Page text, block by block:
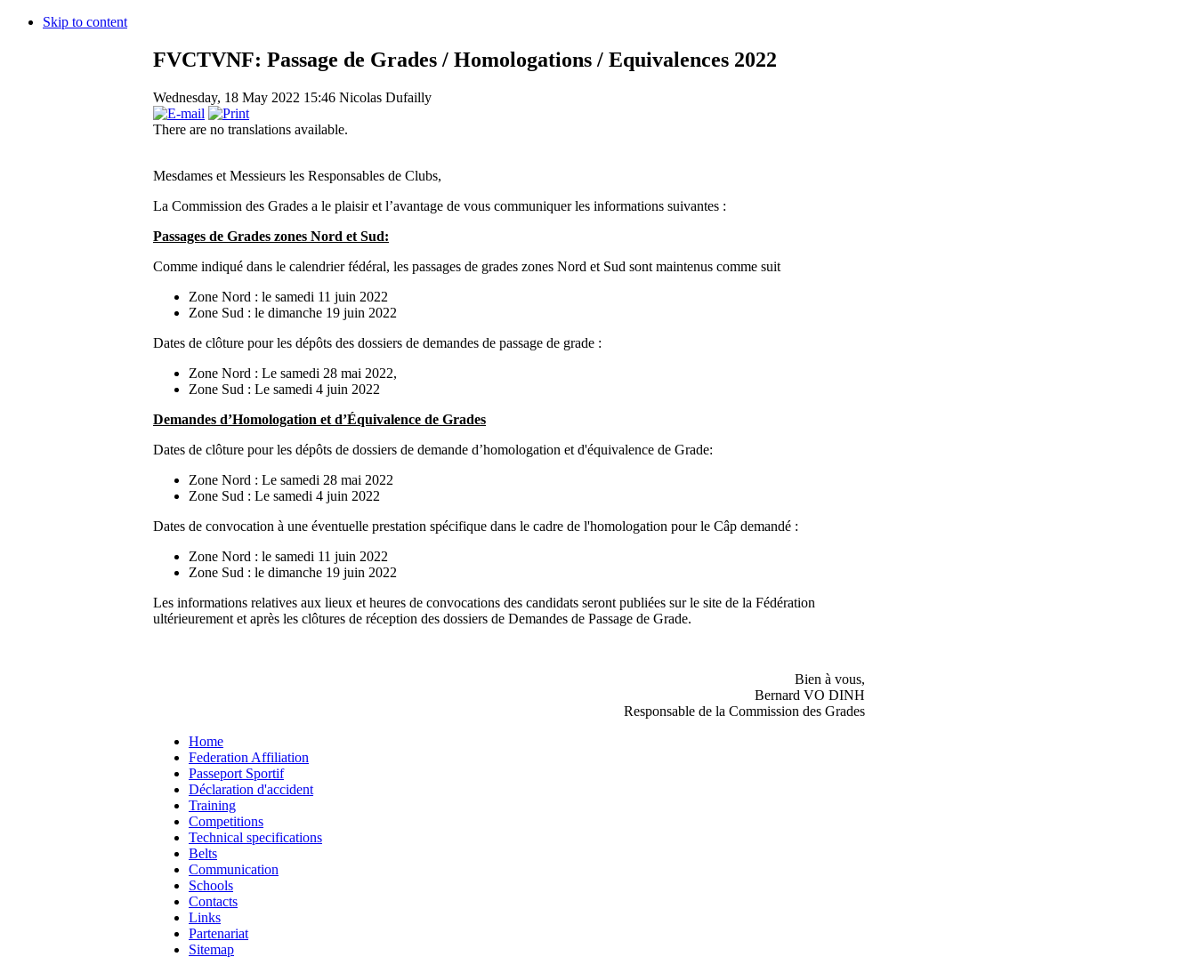
Skip to content
FVCTVNF: Passage de Grades / Homologations / Equivalences 2022
Wednesday, 18 May 2022 15:46 Nicolas Dufailly
There are no translations available.
Mesdames et Messieurs les Responsables de Clubs,
La Commission des Grades a le plaisir et l’avantage de vous communiquer les informations suivantes :
Passages de Grades zones Nord et Sud:
Comme indiqué dans le calendrier fédéral, les passages de grades zones Nord et Sud sont maintenus comme suit
Zone Nord : le samedi 11 juin 2022
Zone Sud : le dimanche 19 juin 2022
Dates de clôture pour les dépôts des dossiers de demandes de passage de grade :
Zone Nord : Le samedi 28 mai 2022,
Zone Sud : Le samedi 4 juin 2022
Demandes d’Homologation et d’Équivalence de Grades
Dates de clôture pour les dépôts de dossiers de demande d’homologation et d'équivalence de Grade:
Zone Nord : Le samedi 28 mai 2022
Zone Sud : Le samedi 4 juin 2022
Dates de convocation à une éventuelle prestation spécifique dans le cadre de l'homologation pour le Câp demandé :
Zone Nord : le samedi 11 juin 2022
Zone Sud : le dimanche 19 juin 2022
Les informations relatives aux lieux et heures de convocations des candidats seront publiées sur le site de la Fédération
ultérieurement et après les clôtures de réception des dossiers de Demandes de Passage de Grade.
Bien à vous,
Bernard VO DINH
Responsable de la Commission des Grades
Home
Federation Affiliation
Passeport Sportif
Déclaration d'accident
Training
Competitions
Technical specifications
Belts
Communication
Schools
Contacts
Links
Partenariat
Sitemap